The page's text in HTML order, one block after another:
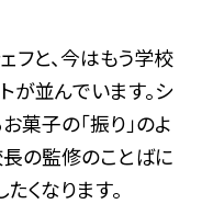
フと、今はもう学校
が並んでいます。シ
菓子の「振り」のよ
の監修のことばに
くなります。